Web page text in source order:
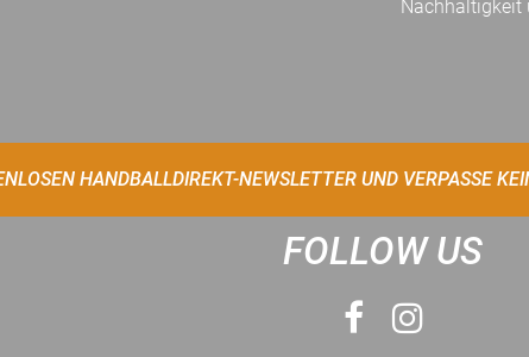
Nachhaltigkeit
HANDBALLDIREKT-NEWSLETTER UND VERPASSE
FOLLOW US